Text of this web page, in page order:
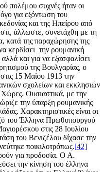
πολέμου συχνές ήταν οι
για εξόντωση του
και της Ηπείρου από
άλλωστε, συνετάχθη με τη
κατά της παραχώρησης της
κερδίσει την ρουμανική
και για να εξασφαλίσει
της Βουλγαρίας, ο
15 Μαΐου 1913 την
σχολείων και εκκλησιών
Ουσιαστικά, με την
την ύπαρξη ρουμανικής
Χαρακτηριστικές είναι οι
του Έλληνα Πρωθυπουργού
στις 28 Ιουλίου
του Βενιζέλου δίχασε την
ποικιλοτρόπως.[42]
για προδοσία. Ο Α.
την κίνηση του έλληνα